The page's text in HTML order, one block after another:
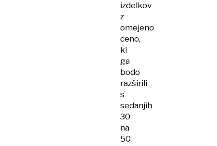
izdelkov
z
omejeno
ceno,
ki
ga
bodo
razširili
s
sedanjih
30
na
50